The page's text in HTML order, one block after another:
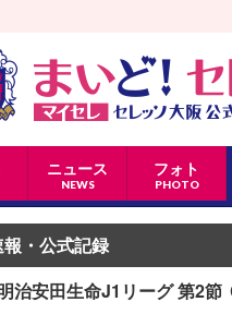
ニュース
NEWS
フォト
PHOTO
・公式記録
治安田生命J1リーグ 第2節